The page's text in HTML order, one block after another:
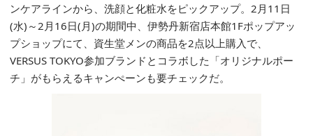
ンケアラインから、洗顔と化粧水をピックアップ。2月11日
(水)～2月16日(月)の期間中、伊勢丹新宿店本館1Fポップアッ
プショップにて、資生堂メンの商品を2点以上購入で、
VERSUS TOKYO参加ブランドとコラボした「オリジナルポー
チ」がもらえるキャンぺーンも要チェックだ。